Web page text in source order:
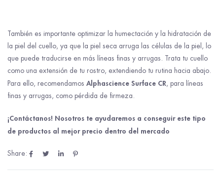
También es importante optimizar la humectación y la hidratación de
la piel del cuello, ya que la piel seca arruga las células de la piel, lo
que puede traducirse en más líneas finas y arrugas. Trata tu cuello
como una extensión de tu rostro, extendiendo tu rutina hacia abajo.
Para ello, recomendamos Alphascience Surface CR, para líneas
finas y arrugas, como pérdida de firmeza.
¡Contáctanos! Nosotros te ayudaremos a conseguir este tipo
de productos al mejor precio dentro del mercado
Share: